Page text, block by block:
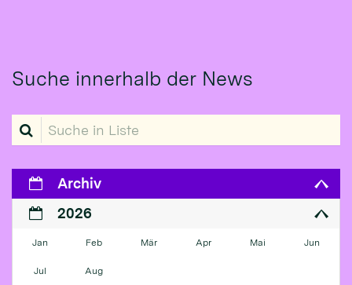
Suche innerhalb der News
Suche in Liste
Archiv
2026
Jan Feb Mär Apr Mai Jun
Jul Aug